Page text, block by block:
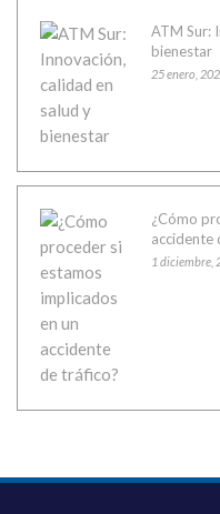
ATM Sur:
bienestar
25 enero,
¿Cómo
accidente
1 diciembre,